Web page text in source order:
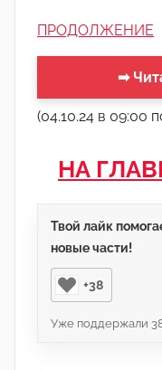
ПРОДОЛЖЕНИЕ
➡
(04.10.24 в 09:00
НА
Твой лайк
новые части!
+38
Уже поддержали